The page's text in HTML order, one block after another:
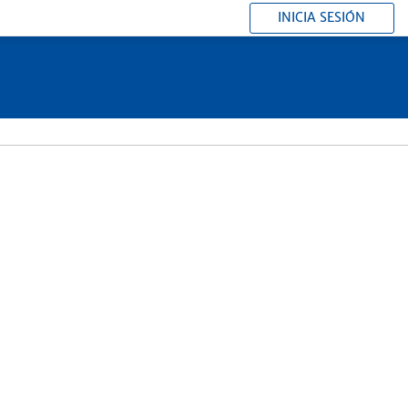
INICIA SESIÓN